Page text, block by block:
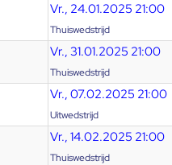
Vr., 24.01.2025 21:00
Thuiswedstrijd
Vr., 31.01.2025 21:00
Thuiswedstrijd
Vr., 07.02.2025 21:00
Uitwedstrijd
Vr., 14.02.2025 21:00
Thuiswedstrijd